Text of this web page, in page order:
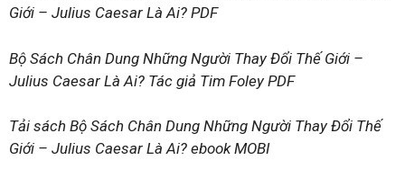
Giới – Julius Caesar Là Ai? PDF
Bộ Sách Chân Dung Những Người Thay Đổi Thế Giới –
Julius Caesar Là Ai? Tác giả Tim Foley PDF
Tải sách Bộ Sách Chân Dung Những Người Thay Đổi Thế
Giới – Julius Caesar Là Ai? ebook MOBI